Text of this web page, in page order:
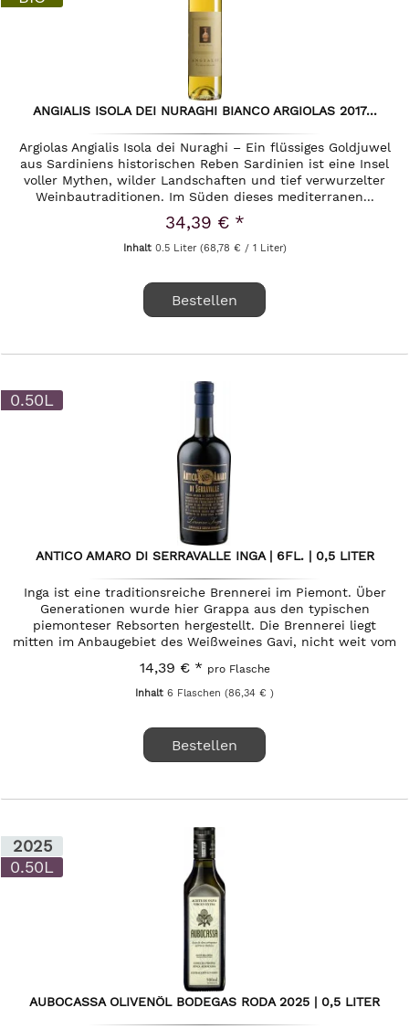
ANGIALIS ISOLA DEI NURAGHI BIANCO ARGIOLAS 2017...
Argiolas Angialis Isola dei Nuraghi – Ein flüssiges Goldjuwel
aus Sardiniens historischen Reben Sardinien ist eine Insel
voller Mythen, wilder Landschaften und tief verwurzelter
Weinbautraditionen. Im Süden dieses mediterranen...
34,39 € *
Inhalt 0.5 Liter (68,78 € / 1 Liter)
Bestellen
0.50L
ANTICO AMARO DI SERRAVALLE INGA | 6FL. | 0,5 LITER
Inga ist eine traditionsreiche Brennerei im Piemont. Über
Generationen wurde hier Grappa aus den typischen
piemonteser Rebsorten hergestellt. Die Brennerei liegt
mitten im Anbaugebiet des Weißweines Gavi, nicht weit vom
14,39 € * pro Flasche
Inhalt6 Flaschen(86,34 € )
Bestellen
2025
0.50L
AUBOCASSA OLIVENÖL BODEGAS RODA 2025 | 0,5 LITER